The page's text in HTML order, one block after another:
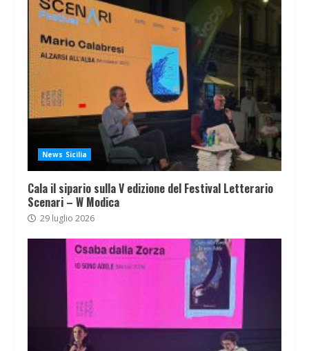
News Sicilia
Cala il sipario sulla V edizione del Festival Letterario
Scenari – W Modica
29 luglio 2026